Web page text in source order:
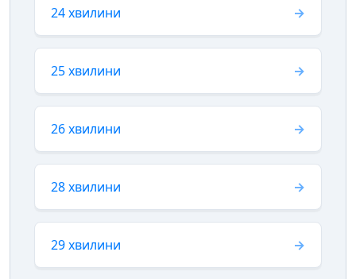
24 хвилини
25 хвилини
26 хвилини
28 хвилини
29 хвилини